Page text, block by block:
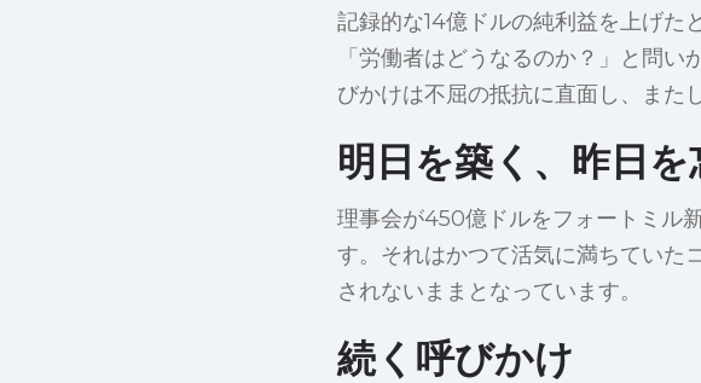
記録的な14億ドルの純利益を上げた
「労働者はどうなるのか？」と問
びかけは不屈の抵抗に直面し、また
明日を築く、昨日
理事会が450億ドルをフォートミル
す。それはかつて活気に満ちていた
されないままとなっています。
続く呼びかけ